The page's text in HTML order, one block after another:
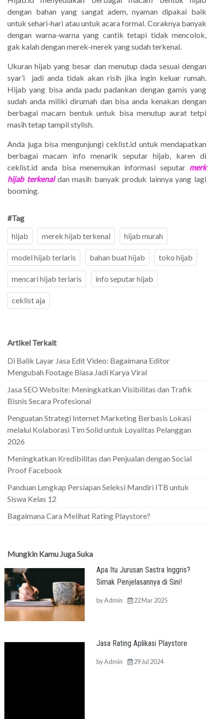
dengan bahan yang sangat adem, nyaman dipakai baik
untuk sehari-hari atau untuk acara formal. Coraknya banyak
dengan warna-warna yang cantik tetapi tidak mencolok,
gak kalah dengan merek-merek yang sudah terkenal.
Ukuran hijab yang besar dan menutup dada sesuai dengan
syar’i jadi anda tidak akan risih jika ingin keluar rumah.
Hijab yang bisa anda padu padankan dengan gamis yang
sudah anda miliki dirumah dan bisa anda kenakan dengan
berbagai macam bentuk untuk bisa menutup aurat tetpi
masih tetap tampil stylish.
Anda juga bisa mengunjungi ceklist.id untuk mendapatkan
berbagai macam info menarik seputar hijab, karen di
ceklist.id anda bisa menemukan informasi seputar merk
hijab terkenaldan masih banyak produk lainnya yang lagi
booming.
#Tag
hijab
merek hijab terkenal hijab murah
model hijab terlaris bahan buat hijab toko hijab
mencari hijab terlaris info seputar hijab
ceklist aja
Artikel Terkait
Di Balik Layar Jasa Edit Video: Bagaimana Editor
Mengubah Footage Biasa Jadi Karya Viral
Jasa SEO Website: Meningkatkan Visibilitas dan Trafik
Bisnis Secara Profesional
Penguatan Strategi Internet Marketing Berbasis Lokasi
melalui Kolaborasi Tim Solid untuk Loyalitas Pelanggan
2026
Meningkatkan Kredibilitas dan Penjualan dengan Social
Proof Facebook
Panduan Lengkap Persiapan Seleksi Mandiri ITB untuk
Siswa Kelas 12
Bagaimana Cara Melihat Rating Playstore?
Mungkin Kamu Juga Suka
Apa Itu Jurusan Sastra Inggris?
Simak Penjelasannya di Sini!
byAdmin 22 Mar 2025
Jasa Rating Aplikasi Playstore
byAdmin 29 Jul 2024